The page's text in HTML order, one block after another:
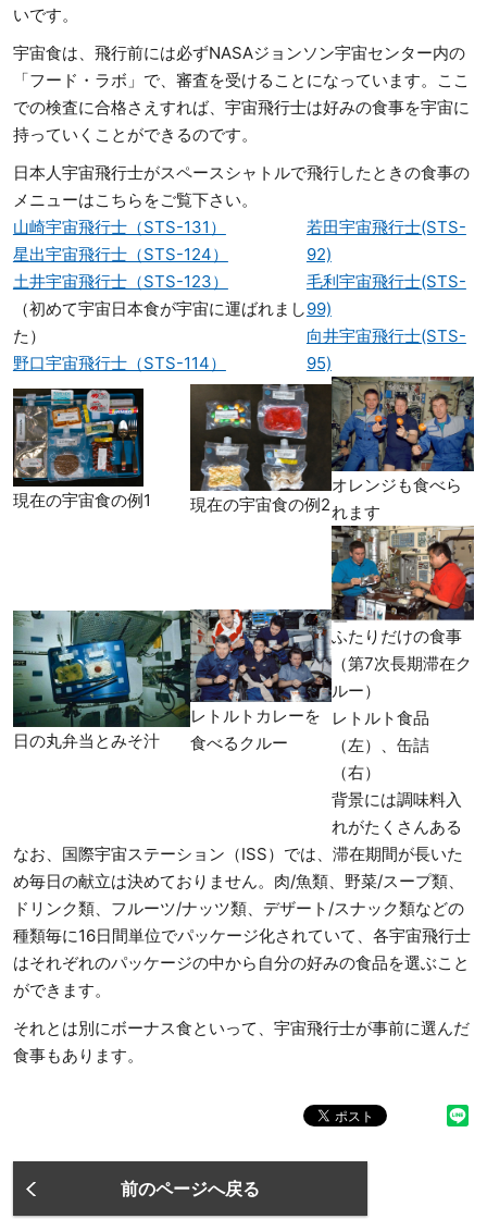
いです。
宇宙食は、飛行前には必ずNASAジョンソン宇宙センター内の
「フード・ラボ」で、審査を受けることになっています。ここ
での検査に合格さえすれば、宇宙飛行士は好みの食事を宇宙に
持っていくことができるのです。
日本人宇宙飛行士がスペースシャトルで飛行したときの食事の
メニューはこちらをご覧下さい。
山崎宇宙飛行士（STS-131）
星出宇宙飛行士（STS-124）
土井宇宙飛行士（STS-123）
（初めて宇宙日本食が宇宙に運ばれまし
た）
野口宇宙飛行士（STS-114）
若田宇宙飛行士(STS-
92)
毛利宇宙飛行士(STS-
99)
向井宇宙飛行士(STS-
95)
現在の宇宙食の例1 現在の宇宙食の例2
オレンジも食べら
れます
日の丸弁当とみそ汁
レトルトカレーを
食べるクルー
ふたりだけの食事
（第7次長期滞在ク
ルー）
レトルト食品
（左）、缶詰
（右）
背景には調味料入
れがたくさんある
なお、国際宇宙ステーション（ISS）では、滞在期間が長いた
め毎日の献立は決めておりません。肉/魚類、野菜/スープ類、
ドリンク類、フルーツ/ナッツ類、デザート/スナック類などの
種類毎に16日間単位でパッケージ化されていて、各宇宙飛行士
はそれぞれのパッケージの中から自分の好みの食品を選ぶこと
ができます。
それとは別にボーナス食といって、宇宙飛行士が事前に選んだ
食事もあります。
前のページへ戻る